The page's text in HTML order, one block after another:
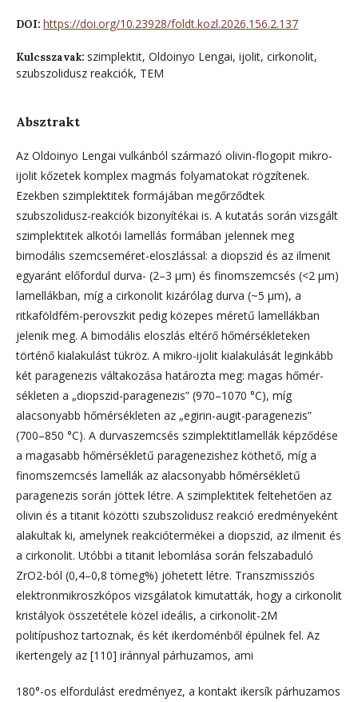
DOI: https://doi.org/10.23928/foldt.kozl.2026.156.2.137
Kulcsszavak: szimplektit, Oldoinyo Lengai, ijolit, cirkonolit,
szubszolidusz reakciók, TEM
Absztrakt
Az Oldoinyo Lengai vulkánból származó olivin-flogopit mikro-
ijolit kőzetek komplex magmás folyamatokat rögzí­te­nek.
Ezekben szimplektitek formájában megőrződtek
szubszolidusz-reakciók bizonyítékai is. A kutatás során vizsgált
szimplektitek alkotói lamellás formában jelennek meg
bimodális szemcseméret-eloszlással: a diopszid és az ilmenit
egya­ránt előfordul durva- (2–3 µm) és finomszemcsés (<2 µm)
lamellákban, míg a cirkonolit kizárólag durva (~5 µm), a
ritkaföldfém-perovszkit pedig közepes méretű lamellákban
jelenik meg. A bimodális eloszlás eltérő hőmérsékleteken
történő kialakulást tükröz. A mikro-ijolit kialakulását leginkább
két paragenezis váltakozása határozta meg: magas hőmér­
sékleten a „diopszid-paragenezis” (970–1070 °C), míg
alacsonyabb hőmérsékleten az „egirin-augit-paragenezis”
(700–850 °C). A durvaszemcsés szimplektitlamellák képződése
a magasabb hőmérsékletű paragenezishez köthető, míg a
finomszemcsés lamellák az alacsonyabb hőmérsékletű
paragenezis során jöttek létre. A szimplektitek feltehetően az
olivin és a titanit közötti szubszolidusz reakció eredményeként
alakultak ki, amelynek reakciótermékei a diopszid, az il­me­nit és
a cirkonolit. Utóbbi a titanit lebomlása során felszabaduló
ZrO2-ból (0,4–0,8 tömeg%) jöhetett létre. Transz­missziós
elektronmikroszkópos vizsgálatok kimutatták, hogy a cirkonolit
kristályok összetétele közel ideális, a cirkono­lit-2M
politípushoz tartoznak, és két ikerdoménből épülnek fel. Az
ikertengely az [110] iránnyal párhuzamos, ami
180°-os elfordulást eredményez, a kontakt ikersík párhuzamos